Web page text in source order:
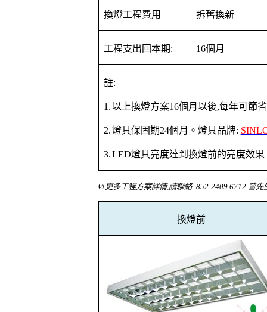
換燈工程費用 拆舊換新
工程支出回本期: 16個月
註:
1.以上換燈方案16個月以後,每年可節
2.燈具保固期24個月。燈具品牌:
3.LED燈具亮度達到換燈前的亮度效果
Ø 更多工程方案詳情,請聯絡: 852-2409 6712 曾先
換燈前